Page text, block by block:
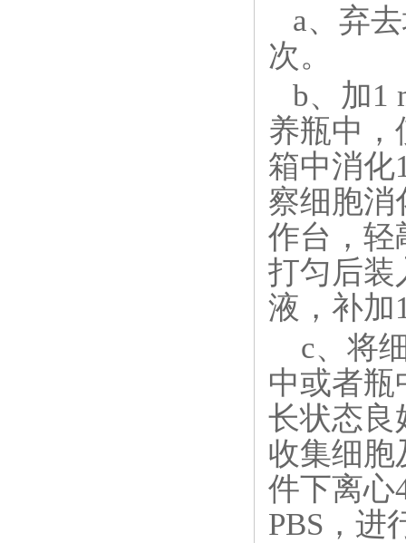
a、弃
次。
b、加1
养瓶中
箱中消化
察细胞消
作台，轻
打匀后装
液，补
c、将
中或者瓶
长状态良
收集细胞
件下离心
PBS，进